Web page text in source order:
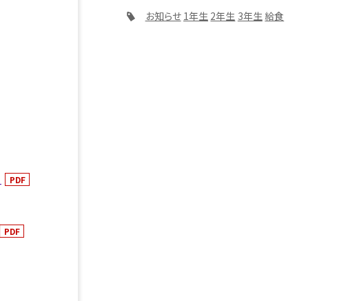
PDF
PDF
お知らせ 1年生 2年生 3年生 給食